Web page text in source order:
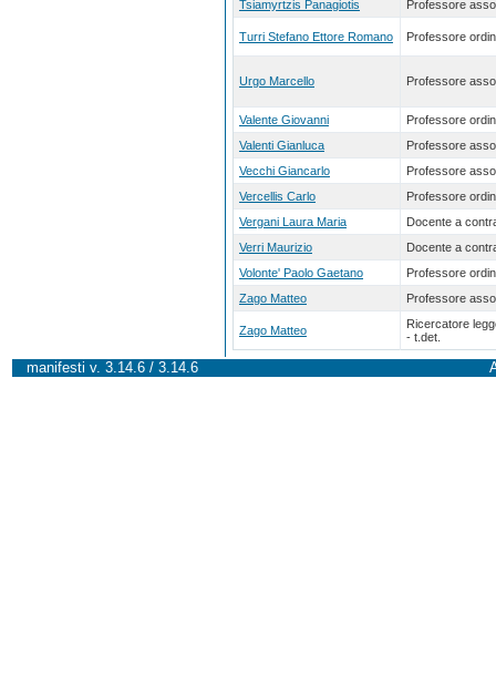
Tsiamyrtzis Panagiotis Professore
Turri Stefano Ettore Romano Professore
Urgo Marcello Professore
Valente Giovanni
Professore
Valenti Gianluca
Professore
Vecchi Giancarlo
Professore
Vercellis Carlo
Professore
Vergani Laura Maria
Docente a
Verri Maurizio
Docente a
Volonte' Paolo Gaetano
Professore
Zago Matteo
Professore
Zago Matteo
Ricercatore
- t.det.
manifesti v. 3.14.6 / 3.14.6